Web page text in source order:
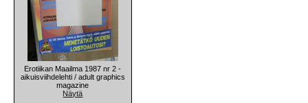
Erotiikan Maailma 1987 nr 2 -
aikuisviihdelehti / adult graphics
magazine
Näytä